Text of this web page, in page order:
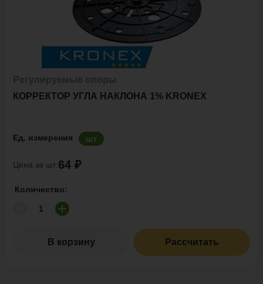
КОРРЕКТОР УГЛА НАКЛОНА 1% KRONEX
Ед. измерения шт
Цена за шт:64 ₽
Количество:
В корзину Рассчитать